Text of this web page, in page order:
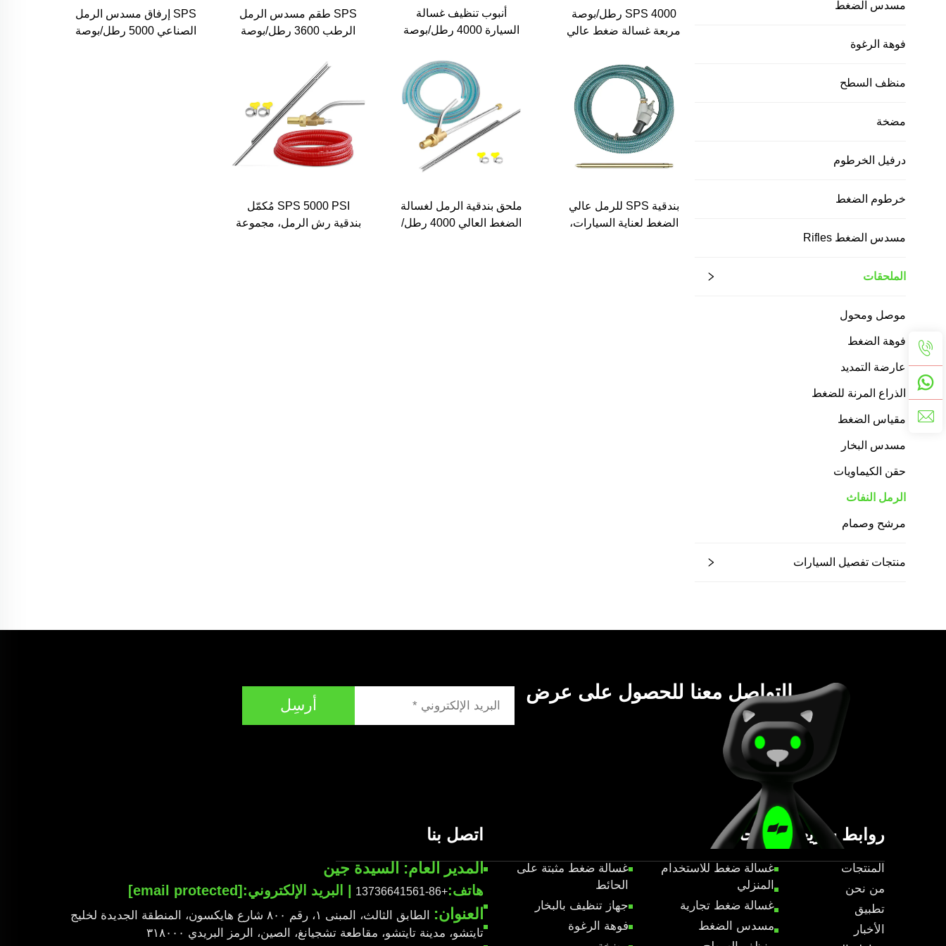
مسدس الضغط
فوهة الرغوة
منظف السطح
مضخة
درفيل الخرطوم
خرطوم الضغط
مسدس الضغط Rifles
الملحقات
موصل ومحول
فوهة الضغط
عارضة التمديد
الذراع المرنة للضغط
مقياس الضغط
مسدس البخار
حقن الكيماويات
الرمل النفاث
مرشح وصمام
منتجات تفصيل السيارات
SPS 4000 رطل/بوصة
مربعة غسالة ضغط عالي
الرطب لجهاز K.C. K
سلسلة K2-K7 بندقية الرمل
أنبوب تنظيف غسالة
السيارة 4000 رطل/بوصة
الصناعي لمسدس الغسالة
عالية الضغط
SPS طقم مسدس الرمل
الرطب 3600 رطل/بوصة
الضغط العالي مع هدية
SPS إرفاق مسدس الرمل
الصناعي 5000 رطل/بوصة
بندقية SPS للرمل عالي
الضغط لعناية السيارات،
ملحق بندقية الرمل لغسالة
الضغط العالي 4000 رطل/
SPS 5000 PSI مُكمّل
بندقية رش الرمل، مجموعة
يرجى التواصل معنا للحصول على عرض
أسعار نهائي
أرسِل
روابط سريعة
المنتجات
من نحن
تطبيق
الأخبار
منتجات
غسالة ضغط للاستخدام
المنزلي
غسالة ضغط مثبتة على
الحائط
غسالة ضغط تجارية
جهاز تنظيف بالبخار
مسدس الضغط
فوهة الرغوة
اتصل بنا
المدير العام: السيدة جين
هاتف:+86-13736641561 | البريد الإلكتروني: [email protected]
العنوان:
الطابق الثالث، المبنى ١، رقم ٨٠٠ شارع هايكسون، المنطقة الجديدة لخليج
تايتشو، مدينة تايتشو، مقاطعة تشجيانغ، الصين، الرمز البريدي ٣١٨٠٠٠